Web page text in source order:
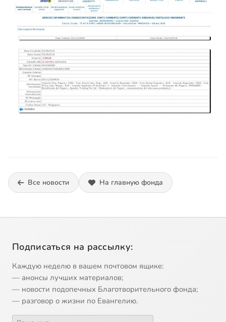
Все новости На главную фонда
Подписаться на рассылку:
Каждую неделю в вашем почтовом ящике:
— анонсы лучших материалов;
— новости подопечных Благотворительного фонда;
— разговор о жизни по Евангелию.